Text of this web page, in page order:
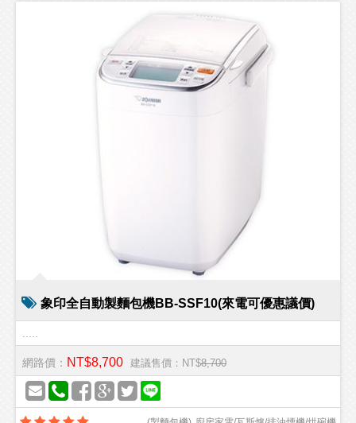
象印全自動製麵包機BB-SSF10(來電可優惠議價)
網路價： NT$8,700 建議售價：NT$8,700